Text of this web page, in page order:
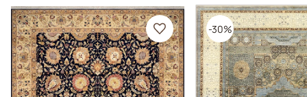
-30%